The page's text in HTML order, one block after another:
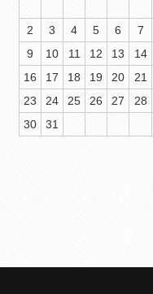
2
3 4 5 6 7
9
10 11 12 13 14
16
17 18 19 20 21
23
24 25 26 27 28
30
31